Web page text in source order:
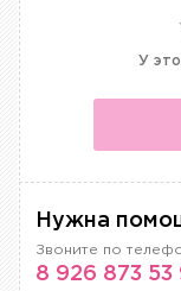
У
Нужна
Звоните по
8 926 873 53